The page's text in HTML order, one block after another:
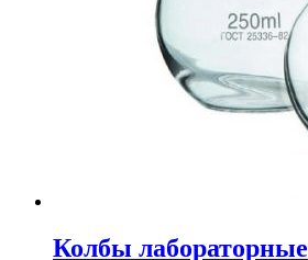
Колбы лабораторные